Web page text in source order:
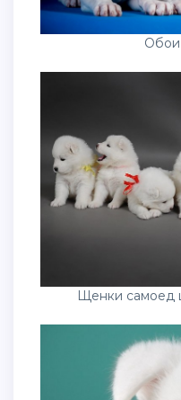
Обои
Щенки самоед